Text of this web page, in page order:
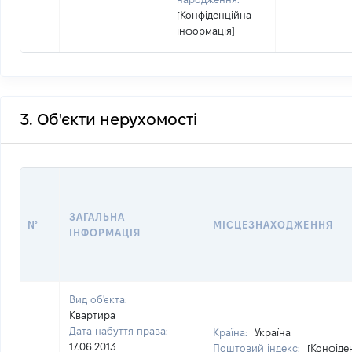
[Конфіденційна
інформація]
3. Об'єкти нерухомості
№
ЗАГАЛЬНА
ІНФОРМАЦІЯ
МІСЦЕЗНАХОДЖЕННЯ
Вид об'єкта:
Квартира
Дата набуття права:
17.06.2013
Країна:
Україна
Поштовий індекс: